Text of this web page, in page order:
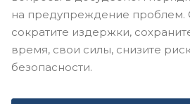
на предупреждение проблем.
сократите издержки,
время, свои силы, снизите
безопасности.